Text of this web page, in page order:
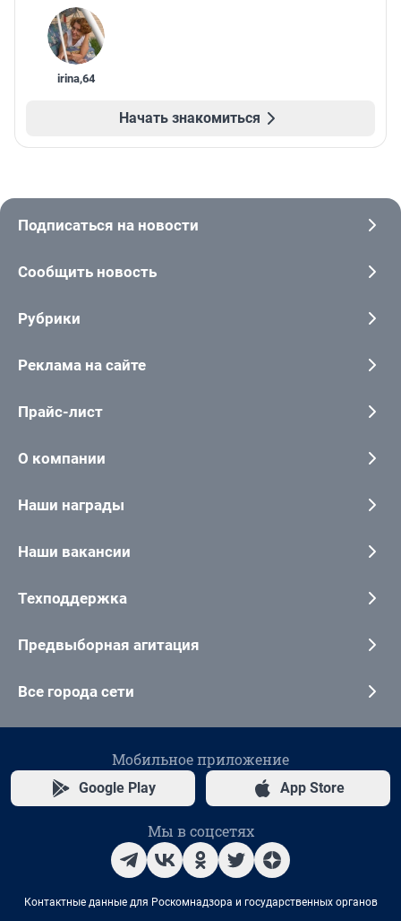
irina,64
Начать знакомиться
Подписаться на новости
Сообщить новость
Рубрики
Реклама на сайте
Прайс-лист
О компании
Наши награды
Наши вакансии
Техподдержка
Предвыборная агитация
Все города сети
Мобильное приложение
Google Play App Store
Мы в соцсетях
Контактные данные для Роскомнадзора и государственных органов